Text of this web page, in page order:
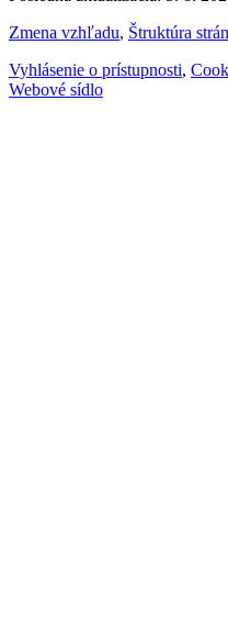
Zmena vzhľadu, Štruktúra
Vyhlásenie o prístupnosti,
Webové sídlo